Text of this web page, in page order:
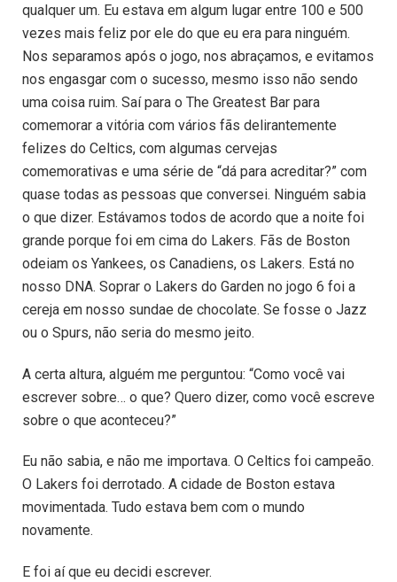
qualquer um. Eu estava em algum lugar entre 100 e 500
vezes mais feliz por ele do que eu era para ninguém.
Nos separamos após o jogo, nos abraçamos, e evitamos
nos engasgar com o sucesso, mesmo isso não sendo
uma coisa ruim. Saí para o The Greatest Bar para
comemorar a vitória com vários fãs delirantemente
felizes do Celtics, com algumas cervejas
comemorativas e uma série de “dá para acreditar?” com
quase todas as pessoas que conversei. Ninguém sabia
o que dizer. Estávamos todos de acordo que a noite foi
grande porque foi em cima do Lakers. Fãs de Boston
odeiam os Yankees, os Canadiens, os Lakers. Está no
nosso DNA. Soprar o Lakers do Garden no jogo 6 foi a
cereja em nosso sundae de chocolate. Se fosse o Jazz
ou o Spurs, não seria do mesmo jeito.
A certa altura, alguém me perguntou: “Como você vai
escrever sobre… o que? Quero dizer, como você escreve
sobre o que aconteceu?”
Eu não sabia, e não me importava. O Celtics foi campeão.
O Lakers foi derrotado. A cidade de Boston estava
movimentada. Tudo estava bem com o mundo
novamente.
E foi aí que eu decidi escrever.